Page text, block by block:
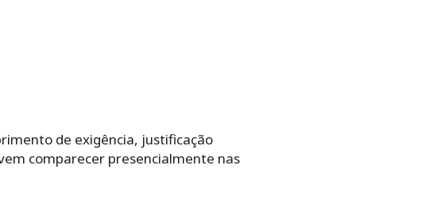
de exigência, justificação
comparecer presencialmente nas